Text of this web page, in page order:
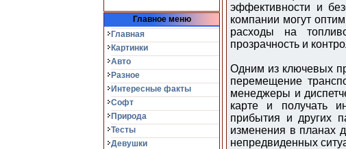
Главное меню
Главная
Картинки
Авто
Разное
Интересные факты
Софт
Природа
Тесты
Девушки
эффективности и
компании могут
расходы на
прозрачность и
Одним из ключевых
перемещение
менеджеры и
карте и получать
прибытия и других
изменения в планах
непредвиденных